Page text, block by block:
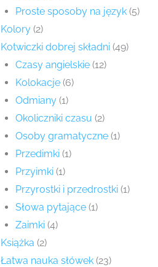
Proste sposoby na język (5)
Kolory (2)
Kotwiczki dobrej składni (49)
Czasy angielskie (12)
Kolokacje (6)
Odmiany (1)
Okoliczniki czasu (2)
Osoby gramatyczne (1)
Przedimki (1)
Przyimki (1)
Przyrostki i przedrostki (1)
Słowa pytające (1)
Zaimki (4)
Książka (2)
Łatwa nauka słówek (23)